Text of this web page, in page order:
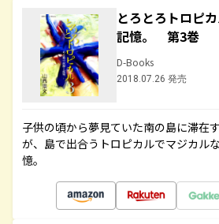
とろとろトロピ
記憶。 第3巻
D-Books
2018.07.26 発売
子供の頃から夢見ていた南の島に滞在
が、島で出合うトロピカルでマジカル
憶。